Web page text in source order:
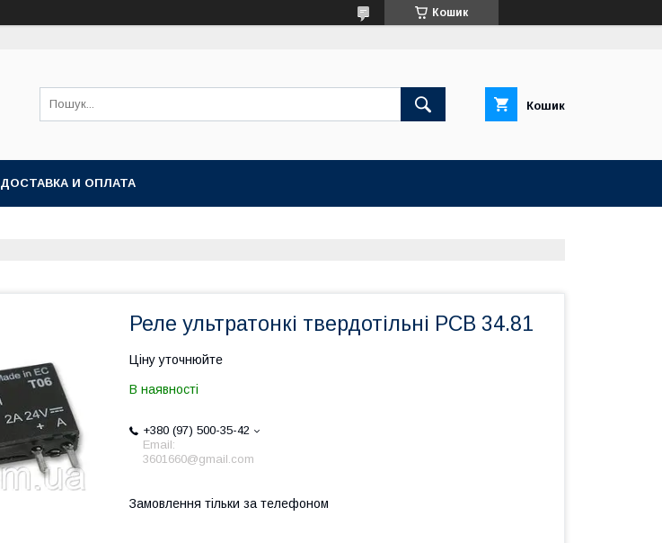
Кошик
Кошик
ДОСТАВКА И ОПЛАТА
Реле ультратонкі твердотільні РСВ 34.81
Ціну уточнюйте
В наявності
+380 (97) 500-35-42
Email:
3601660@gmail.com
Замовлення тільки за телефоном